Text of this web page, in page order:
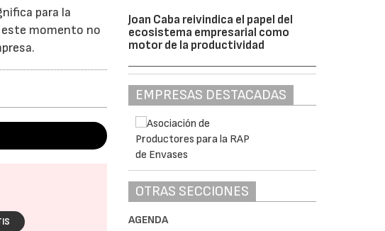
para la
este momento no
Joan Caba reivindica el papel del
ecosistema empresarial como
motor de la productividad
EMPRESAS DESTACADAS
OTRAS SECCIONES
AGENDA